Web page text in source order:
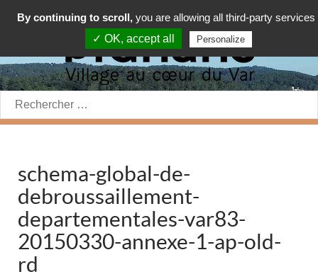
Rechercher:
schema-global-de-
debroussaillement-
departementales-var83-
20150330-annexe-1-ap-old-
rd
By continuing to scroll, you are allowing all third-party services
✓ OK, accept all
Personalize